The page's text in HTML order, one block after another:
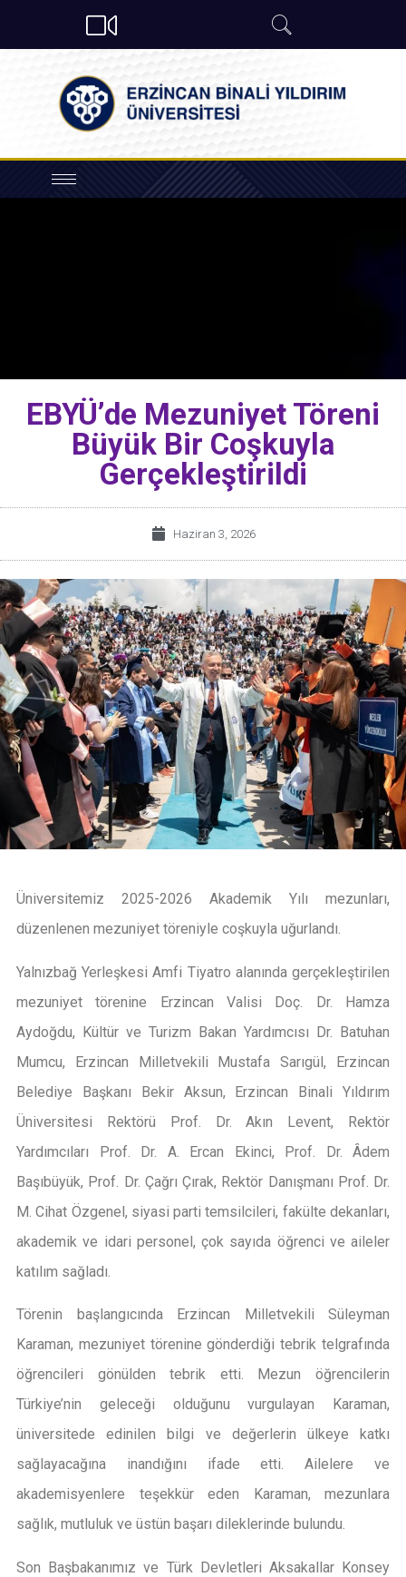
EBYÜ’de Mezuniyet Töreni
Büyük Bir Coşkuyla
Gerçekleştirildi
Haziran 3, 2026
Üniversitemiz 2025-2026 Akademik Yılı mezunları,
düzenlenen mezuniyet töreniyle coşkuyla uğurlandı.
Yalnızbağ Yerleşkesi Amfi Tiyatro alanında gerçekleştirilen
mezuniyet törenine Erzincan Valisi Doç. Dr. Hamza
Aydoğdu, Kültür ve Turizm Bakan Yardımcısı Dr. Batuhan
Mumcu, Erzincan Milletvekili Mustafa Sarıgül, Erzincan
Belediye Başkanı Bekir Aksun, Erzincan Binali Yıldırım
Üniversitesi Rektörü Prof. Dr. Akın Levent, Rektör
Yardımcıları Prof. Dr. A. Ercan Ekinci, Prof. Dr. Âdem
Başıbüyük, Prof. Dr. Çağrı Çırak, Rektör Danışmanı Prof. Dr.
M. Cihat Özgenel, siyasi parti temsilcileri, fakülte dekanları,
akademik ve idari personel, çok sayıda öğrenci ve aileler
katılım sağladı.
Törenin başlangıcında Erzincan Milletvekili Süleyman
Karaman, mezuniyet törenine gönderdiği tebrik telgrafında
öğrencileri gönülden tebrik etti. Mezun öğrencilerin
Türkiye’nin geleceği olduğunu vurgulayan Karaman,
üniversitede edinilen bilgi ve değerlerin ülkeye katkı
sağlayacağına inandığını ifade etti. Ailelere ve
akademisyenlere teşekkür eden Karaman, mezunlara
sağlık, mutluluk ve üstün başarı dileklerinde bulundu.
Son Başbakanımız ve Türk Devletleri Aksakallar Konsey